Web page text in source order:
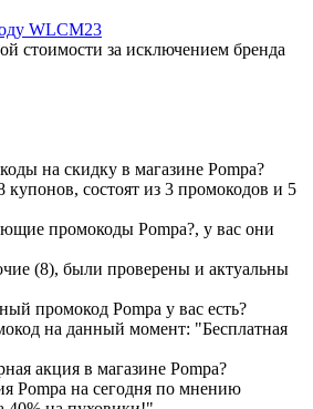
WLCM23
стоимости за исключением бренда
на скидку в магазине Pompa?
купонов, состоят из 3 промокодов и 5
промокоды Pompa?, у вас они
(8), были проверены и актуальны
промокод Pompa у вас есть?
на данный момент: "Бесплатная
акция в магазине Pompa?
Pompa на сегодня по мнению